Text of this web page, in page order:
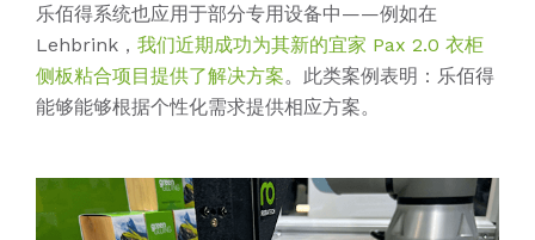
乐佰得系统也应用于部分专用设备中——例如在
Lehbrink， 我们近期成功为其新的宜家 Pax 2.0 衣柜
侧板粘合项目提供了解决方案。此类案例表明：乐佰得
能够能够根据个性化需求提供相应方案。